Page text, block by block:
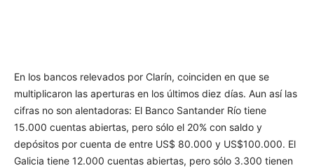
En los bancos relevados por Clarín, coinciden en que se
multiplicaron las aperturas en los últimos diez días. Aun así las
cifras no son alentadoras: El Banco Santander Río tiene
15.000 cuentas abiertas, pero sólo el 20% con saldo y
depósitos por cuenta de entre US$ 80.000 y US$100.000. El
Galicia tiene 12.000 cuentas abiertas, pero sólo 3.300 tienen